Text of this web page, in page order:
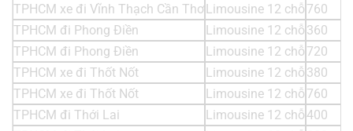
TPHCM xe đi Vĩnh Thạch Cần ThơLimousine 12 chỗ 760
TPHCM đi Phong Điền
Limousine 12 chỗ 360
TPHCM đi Phong Điền
Limousine 12 chỗ 720
TPHCM xe đi Thốt Nốt
Limousine 12 chỗ 380
TPHCM xe đi Thốt Nốt
Limousine 12 chỗ 760
TPHCM đi Thới Lai
Limousine 12 chỗ400